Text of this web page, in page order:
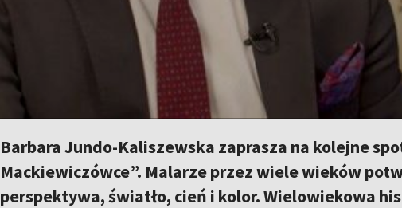
Barbara Jundo-Kaliszewska zaprasza na kolejne
Mackiewiczówce”. Malarze przez wiele wieków
perspektywa, światło, cień i kolor. Wielowiekowa